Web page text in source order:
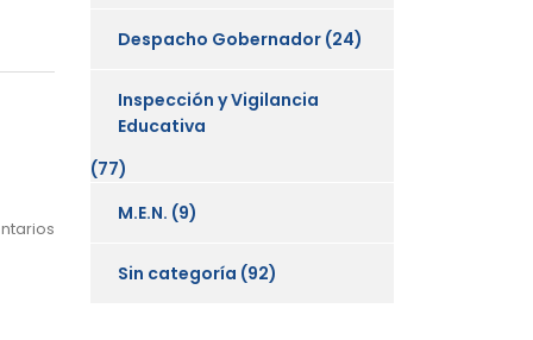
Despacho Gobernador (24)
Inspección y Vigilancia
Educativa
(77)
M.E.N. (9)
Sin categoría (92)